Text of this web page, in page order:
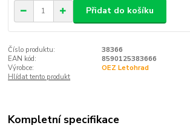
Přidat do košíku
Číslo produktu:
38366
EAN kód:
8590125383666
Výrobce:
OEZ Letohrad
Hlídat tento produkt
Kompletní specifikace